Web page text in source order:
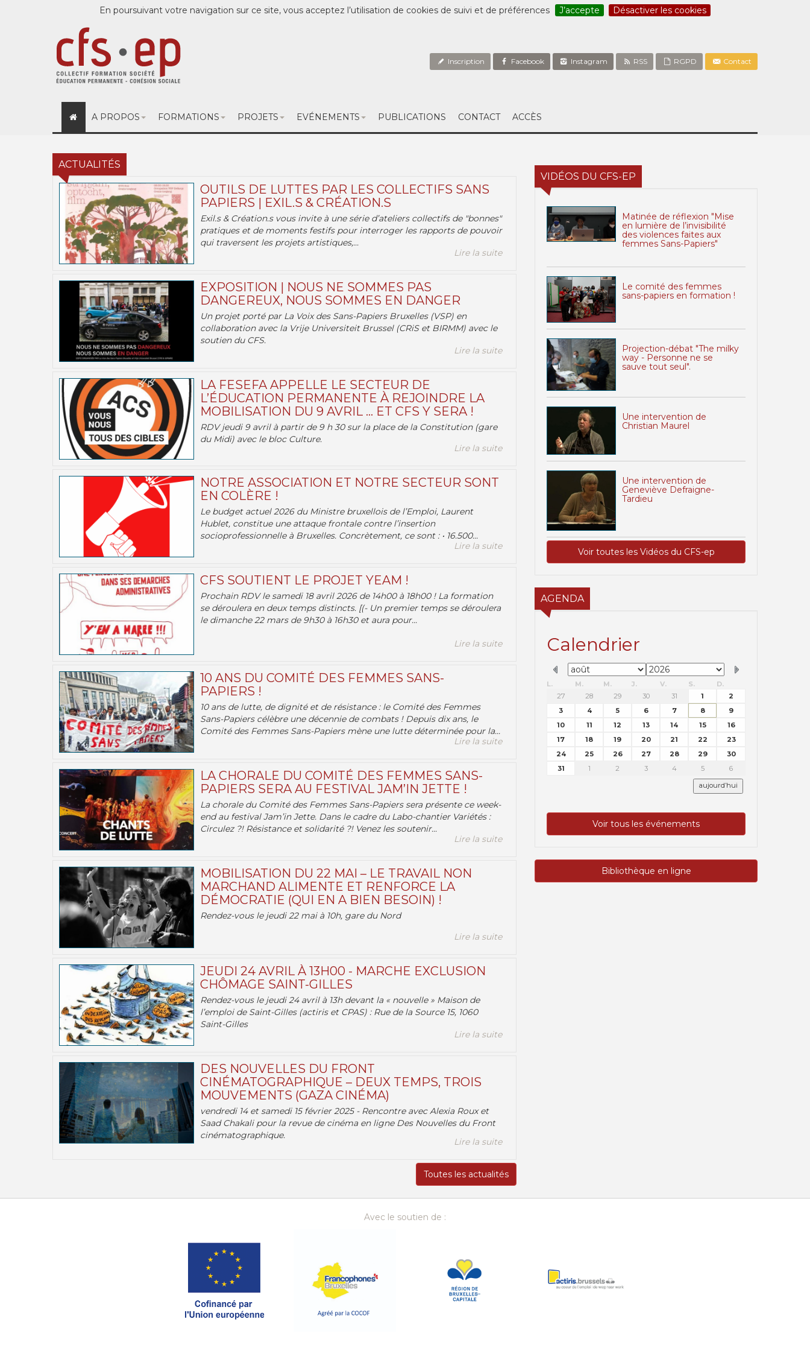
En poursuivant votre navigation sur ce site, vous acceptez l’utilisation de cookies de suivi et de préférences J’accepte Désactiver les cookies
Inscription Facebook Instagram RSS RGPD Contact
A PROPOS FORMATIONS PROJETS EVÉNEMENTS PUBLICATIONS CONTACT ACCÈS
ACTUALITÉS
OUTILS DE LUTTES PAR LES COLLECTIFS SANS
PAPIERS | EXIL.S & CRÉATION.S
Exil.s & Création.s vous invite à une série d’ateliers collectifs de "bonnes"
pratiques et de moments festifs pour interroger les rapports de pouvoir
qui traversent les projets artistiques,...
Lire la suite
EXPOSITION | NOUS NE SOMMES PAS
DANGEREUX, NOUS SOMMES EN DANGER
Un projet porté par La Voix des Sans-Papiers Bruxelles (VSP) en
collaboration avec la Vrije Universiteit Brussel (CRiS et BIRMM) avec le
soutien du CFS.
Lire la suite
LA FESEFA APPELLE LE SECTEUR DE
L’ÉDUCATION PERMANENTE À REJOINDRE LA
MOBILISATION DU 9 AVRIL … ET CFS Y SERA !
RDV jeudi 9 avril à partir de 9 h 30 sur la place de la Constitution (gare
du Midi) avec le bloc Culture.
Lire la suite
NOTRE ASSOCIATION ET NOTRE SECTEUR SONT
EN COLÈRE !
Le budget actuel 2026 du Ministre bruxellois de l’Emploi, Laurent
Hublet, constitue une attaque frontale contre l’insertion
socioprofessionnelle à Bruxelles. Concrètement, ce sont : • 16.500...
Lire la suite
CFS SOUTIENT LE PROJET YEAM !
Prochain RDV le samedi 18 avril 2026 de 14h00 à 18h00 ! La formation
se déroulera en deux temps distincts. [(- Un premier temps se déroulera
le dimanche 22 mars de 9h30 à 16h30 et aura pour...
Lire la suite
10 ANS DU COMITÉ DES FEMMES SANS-
PAPIERS !
10 ans de lutte, de dignité et de résistance : le Comité des Femmes
Sans-Papiers célèbre une décennie de combats ! Depuis dix ans, le
Comité des Femmes Sans-Papiers mène une lutte déterminée pour la...
Lire la suite
LA CHORALE DU COMITÉ DES FEMMES SANS-
PAPIERS SERA AU FESTIVAL JAM’IN JETTE !
La chorale du Comité des Femmes Sans-Papiers sera présente ce week-
end au festival Jam’in Jette. Dans le cadre du Labo-chantier Variétés :
Circulez ?! Résistance et solidarité ?! Venez les soutenir...
Lire la suite
MOBILISATION DU 22 MAI – LE TRAVAIL NON
MARCHAND ALIMENTE ET RENFORCE LA
DÉMOCRATIE (QUI EN A BIEN BESOIN) !
Rendez-vous le jeudi 22 mai à 10h, gare du Nord
Lire la suite
JEUDI 24 AVRIL À 13H00 - MARCHE EXCLUSION
CHÔMAGE SAINT-GILLES
Rendez-vous le jeudi 24 avril à 13h devant la « nouvelle » Maison de
l’emploi de Saint-Gilles (actiris et CPAS) : Rue de la Source 15, 1060
Saint-Gilles
Lire la suite
DES NOUVELLES DU FRONT
CINÉMATOGRAPHIQUE – DEUX TEMPS, TROIS
MOUVEMENTS (GAZA CINÉMA)
vendredi 14 et samedi 15 février 2025 - Rencontre avec Alexia Roux et
Saad Chakali pour la revue de cinéma en ligne Des Nouvelles du Front
cinématographique.
Lire la suite
Toutes les actualités
VIDÉOS DU CFS-EP
Matinée de réflexion "Mise
en lumière de l’invisibilité
des violences faites aux
femmes Sans-Papiers"
Le comité des femmes
sans-papiers en formation !
Projection-débat "The milky
way - Personne ne se
sauve tout seul".
Une intervention de
Christian Maurel
Une intervention de
Geneviève Defraigne-
Tardieu
Voir toutes les Vidéos du CFS-ep
AGENDA
Calendrier
L. M. M. J. V. S.
D.
27
28 29 30 31 1
2
3
4 5 6 7 8
9
10
11 12 13 14 15
16
17
18 19 20 21 22
23
24
25 26 27 28 29
30
31
1 2 3 4 5 6
aujourd’hui
Voir tous les événements
Bibliothèque en ligne
Avec le soutien de :